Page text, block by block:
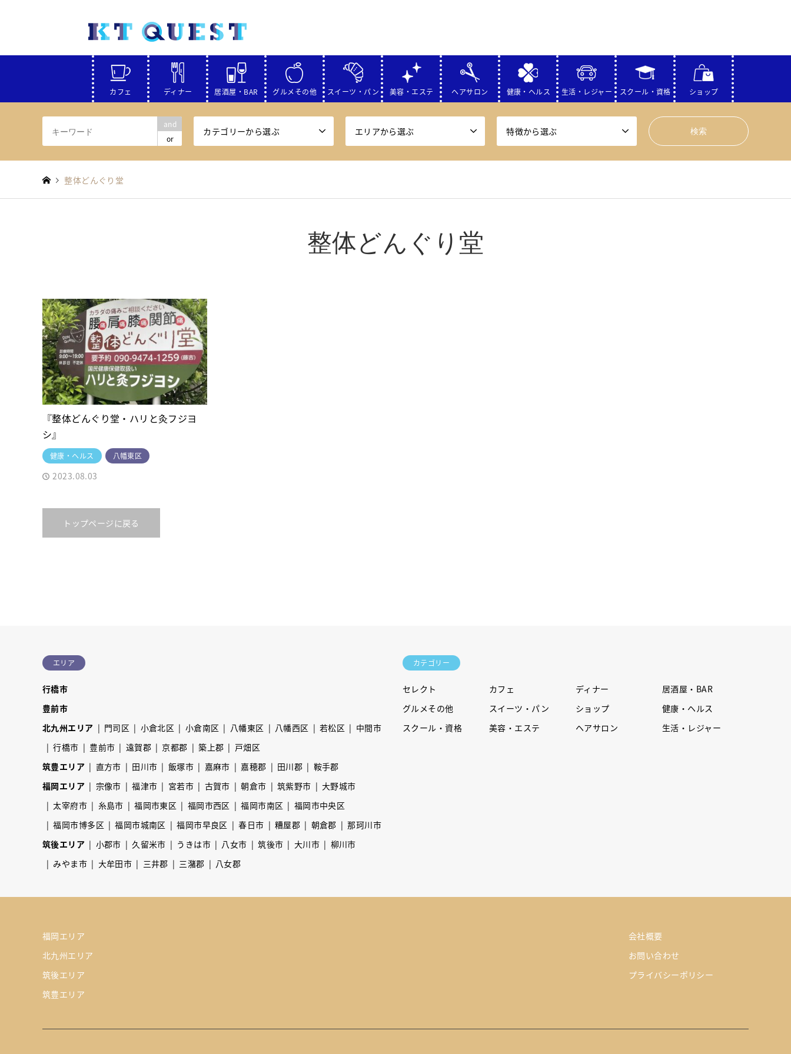
カフェ ディナー 居酒屋・BAR グルメその他 スイーツ・パン 美容・エステ ヘアサロン 健康・ヘルス 生活・レジャー スクール・資格 ショップ
and
or
カテゴリーから選ぶ エリアから選ぶ 特徴から選ぶ
整体どんぐり堂
整体どんぐり堂
『整体どんぐり堂・ハリと灸フジヨ
シ』
健康・ヘルス 八幡東区
2023.08.03
トップページに戻る
エリア
行橋市
豊前市
北九州エリア
門司区 小倉北区 小倉南区 八幡東区 八幡西区 若松区
中間市
行橋市
豊前市 遠賀郡 京都郡 築上郡
戸畑区
筑豊エリア
直方市 田川市 飯塚市 嘉麻市 嘉穂郡 田川郡
鞍手郡
福岡エリア
宗像市 福津市 宮若市 古賀市 朝倉市 筑紫野市
大野城市
太宰府市
糸島市 福岡市東区 福岡市西区 福岡市南区
福岡市中央区
福岡市博多区
福岡市城南区 福岡市早良区 春日市 糟屋郡 朝倉郡
那珂川市
筑後エリア
小郡市 久留米市 うきは市 八女市 筑後市 大川市
柳川市
みやま市
大牟田市 三井郡 三潴郡 八女郡
カテゴリー
セレクト カフェ ディナー
居酒屋・BAR
グルメその他
スイーツ・パン ショップ
健康・ヘルス
スクール・資格
美容・エステ ヘアサロン 生活・レジャー
福岡エリア
北九州エリア
筑後エリア
筑豊エリア
会社概要
お問い合わせ
プライバシーポリシー